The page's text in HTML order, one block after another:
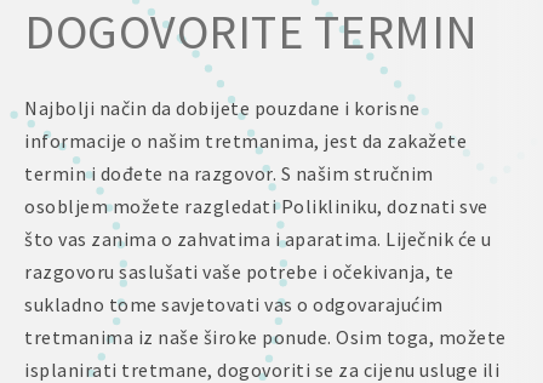
DOGOVORITE TERMIN
Najbolji način da dobijete pouzdane i korisne
informacije o našim tretmanima, jest da zakažete
termin i dođete na razgovor. S našim stručnim
osobljem možete razgledati Polikliniku, doznati sve
što vas zanima o zahvatima i aparatima. Liječnik će u
razgovoru saslušati vaše potrebe i očekivanja, te
sukladno tome savjetovati vas o odgovarajućim
tretmanima iz naše široke ponude. Osim toga, možete
isplanirati tretmane, dogovoriti se za cijenu usluge ili